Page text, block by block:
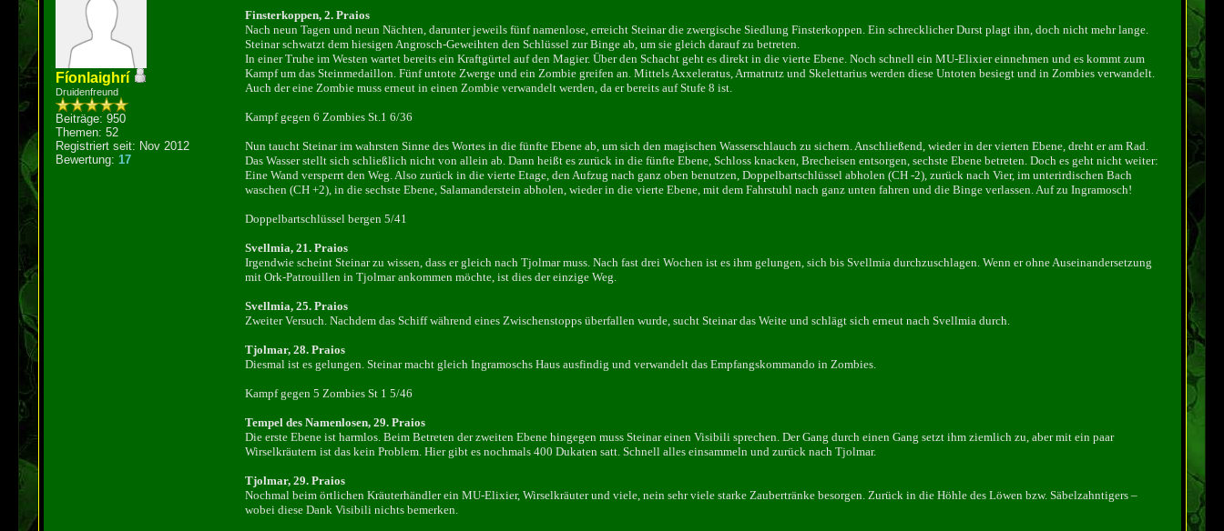
Fíonlaighrí
Druidenfreund
Beiträge: 950
Themen: 52
Registriert seit: Nov 2012
Bewertung: 17
Finsterkoppen, 2. Praios
Nach neun Tagen und neun Nächten, darunter jeweils fünf namenlose, erreicht Steinar die zwergische Siedlung Finsterkoppen. Ein schrecklicher Durst plagt ihn, doch nicht mehr lange.
Steinar schwatzt dem hiesigen Angrosch-Geweihten den Schlüssel zur Binge ab, um sie gleich darauf zu betreten.
In einer Truhe im Westen wartet bereits ein Kraftgürtel auf den Magier. Über den Schacht geht es direkt in die vierte Ebene. Noch schnell ein MU-Elixier einnehmen und es kommt zum
Kampf um das Steinmedaillon. Fünf untote Zwerge und ein Zombie greifen an. Mittels Axxeleratus, Armatrutz und Skelettarius werden diese Untoten besiegt und in Zombies verwandelt.
Auch der eine Zombie muss erneut in einen Zombie verwandelt werden, da er bereits auf Stufe 8 ist.
Kampf gegen 6 Zombies St.1 6/36
Nun taucht Steinar im wahrsten Sinne des Wortes in die fünfte Ebene ab, um sich den magischen Wasserschlauch zu sichern. Anschließend, wieder in der vierten Ebene, dreht er am Rad.
Das Wasser stellt sich schließlich nicht von allein ab. Dann heißt es zurück in die fünfte Ebene, Schloss knacken, Brecheisen entsorgen, sechste Ebene betreten. Doch es geht nicht weiter:
Eine Wand versperrt den Weg. Also zurück in die vierte Etage, den Aufzug nach ganz oben benutzen, Doppelbartschlüssel abholen (CH -2), zurück nach Vier, im unterirdischen Bach
waschen (CH +2), in die sechste Ebene, Salamanderstein abholen, wieder in die vierte Ebene, mit dem Fahrstuhl nach ganz unten fahren und die Binge verlassen. Auf zu Ingramosch!
Doppelbartschlüssel bergen 5/41
Svellmia, 21. Praios
Irgendwie scheint Steinar zu wissen, dass er gleich nach Tjolmar muss. Nach fast drei Wochen ist es ihm gelungen, sich bis Svellmia durchzuschlagen. Wenn er ohne Auseinandersetzung
mit Ork-Patrouillen in Tjolmar ankommen möchte, ist dies der einzige Weg.
Svellmia, 25. Praios
Zweiter Versuch. Nachdem das Schiff während eines Zwischenstopps überfallen wurde, sucht Steinar das Weite und schlägt sich erneut nach Svellmia durch.
Tjolmar, 28. Praios
Diesmal ist es gelungen. Steinar macht gleich Ingramoschs Haus ausfindig und verwandelt das Empfangskommando in Zombies.
Kampf gegen 5 Zombies St 1 5/46
Tempel des Namenlosen, 29. Praios
Die erste Ebene ist harmlos. Beim Betreten der zweiten Ebene hingegen muss Steinar einen Visibili sprechen. Der Gang durch einen Gang setzt ihm ziemlich zu, aber mit ein paar
Wirselkräutern ist das kein Problem. Hier gibt es nochmals 400 Dukaten satt. Schnell alles einsammeln und zurück nach Tjolmar.
Tjolmar, 29. Praios
Nochmal beim örtlichen Kräuterhändler ein MU-Elixier, Wirselkräuter und viele, nein sehr viele starke Zaubertränke besorgen. Zurück in die Höhle des Löwen bzw. Säbelzahntigers –
wobei diese Dank Visibili nichts bemerken.